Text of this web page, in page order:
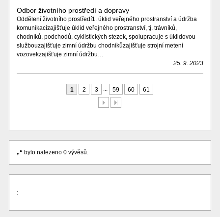
Odbor životního prostředí a dopravy
Oddělení životního prostředí1. úklid veřejného prostranství a údržba
komunikacízajišťuje úklid veřejného prostranství, tj. trávníků,
chodníků, podchodů, cyklistických stezek, spolupracuje s úklidovou
službouzajišťuje zimní údržbu chodníkůzajišťuje strojní metení
vozovekzajišťuje zimní údržbu…
25. 9. 2023
1 2 3 ... 59 60
61
DalšíPoslední
„“bylo nalezeno 0 vývěsů.
: